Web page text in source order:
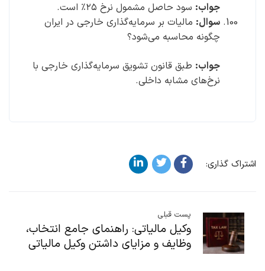
جواب: سود حاصل مشمول نرخ ۲۵٪ است.
سوال: مالیات بر سرمایه‌گذاری خارجی در ایران
چگونه محاسبه می‌شود؟
جواب: طبق قانون تشویق سرمایه‌گذاری خارجی با
نرخ‌های مشابه داخلی.
اشتراک گذاری:
پست قبلی
وکیل مالیاتی: راهنمای جامع انتخاب،
وظایف و مزایای داشتن وکیل مالیاتی